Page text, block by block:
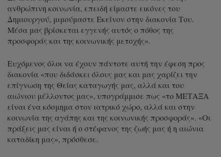
ανθρώπινη κοινωνία, επειδή είμαστε εικόνες του
Δημιουργού, μιμούμαστε Εκείνον στην διακονία Του.
Μέσα μας βρίσκεται εγγενής αυτός ο πόθος της
προσφοράς και της κοινωνικής μετοχής».
Ευχόμενος όλοι να έχουν πάντοτε αυτή την έφεση προς
διακονία «που διδάσκει όλους μας και μας χαρίζει την
επίγνωση της Θείας καταγωγής μας, αλλά και του
αιώνιου μέλλοντος μας», υπογράμμισε πως «το ΜΕΤΑΞΑ
είναι ένα κόσμημα στον ιατρικό χώρο, αλλά και στην
κοινωνία της αγάπης και της κοινωνικής προσφοράς». «Οι
πράξεις μας είναι ή ο στέφανος της ζωής μας ή η αιώνια
καταδίκη μας», πρόσθεσε.